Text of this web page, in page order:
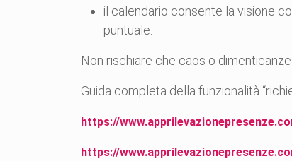
il calendario consente la visione
puntuale.
Non rischiare che caos o
Guida completa della funzionalità
https://
https://